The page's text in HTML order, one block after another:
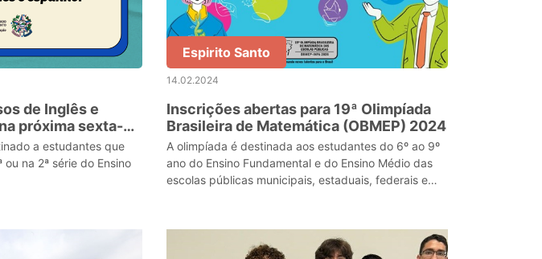
de Inglês e
próxima sexta-
a estudantes que
na 2ª série do Ensino
Espirito Santo
14.02.2024
Inscrições abertas para 19ª Olimpíada
Brasileira de Matemática (OBMEP) 2024
A olimpíada é destinada aos estudantes do 6º ao 9º
ano do Ensino Fundamental e do Ensino Médio das
escolas públicas municipais, estaduais, federais e